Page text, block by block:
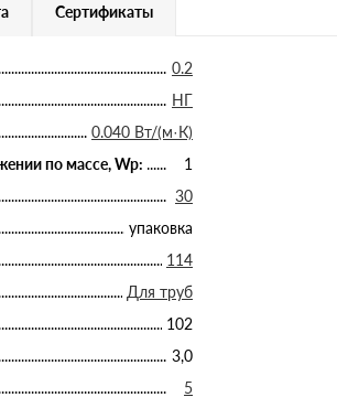
Сертификаты
0.2
НГ
0.040 Вт/(м·К)
по массе, Wp:
1
30
упаковка
114
Для труб
102
3,0
5